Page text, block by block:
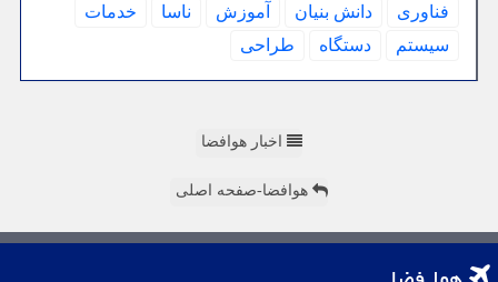
فناوری دانش بنیان آموزش ناسا
خدمات
سیستم
دستگاه طراحی
اخبار هوافضا
هوافضا-صفحه اصلی